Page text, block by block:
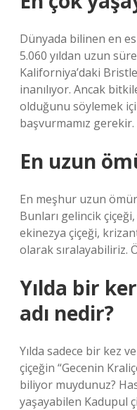
Dünyada bilinen en
5.060 yıldan uzun
Kaliforniya’daki
inanılıyor. Ancak
olduğunu söylemek
başvurmamız gerekir.
En uzun
En meşhur uzun
Bunları gelincik
ekinezya çiçeği,
olarak sıralayabiliriz.
Yılda bir
adı nedir?
Yılda sadece bir kez
çiçeğin “Gecenin
biliyor muydunuz?
yaşayabilen Kadupul